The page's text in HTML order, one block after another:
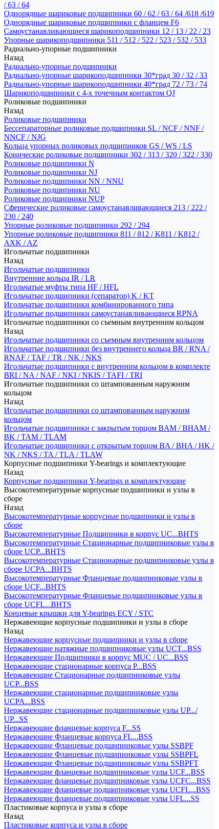
/ 63 / 64
Однорядные шариковые подшипники 60 / 62 / 63 / 64 /618 /619
Однорядные шариковые подшипники с фланцем F6
Самоустанавливающиеся шарикоподшипники 12 / 13 / 22 / 23
Упорные шарикоподшипники 511 / 512 / 522 / 523 / 532 / 533
Радиально-упорные подшипники
Назад
Радиально-упорные подшипники
Радиально-упорные шарикоподшипники 30*град 30 / 32 / 33
Радиально-упорные шарикоподшипники 40*град 72 / 73 / 74
Шарикоподшипники с 4-х точечным контактом QJ
Роликовые подшипники
Назад
Роликовые подшипники
Бессепараторные роликовые подшипники SL / NCF / NNF /
NNCF / NJG
Кольца упорных роликовых подшипников GS / WS / LS
Конические роликовые подшипники 302 / 313 / 320 / 322 / 330
Роликовые подшипники N
Роликовые подшипники NJ
Роликовые подшипники NN / NNU
Роликовые подшипники NU
Роликовые подшипники NUP
Сферические роликовые самоустанавливающиеся 213 / 222 /
230 / 240
Упорные роликовые подшипники 292 / 294
Упорные роликовые подшипники 811 / 812 / K811 / K812 /
AXK / AZ
Игольчатые подшипники
Назад
Игольчатые подшипники
Внутренние кольца IR / LR
Игольчатые муфты типа HF / HFL
Игольчатые подшипники (сепаратор) K / KT
Игольчатые подшипники комбинированного типа
Игольчатые подшипники самоустанавливающиеся RPNA
Игольчатые подшипники со съемным внутренним кольцом
Назад
Игольчатые подшипники со съемным внутренним кольцом
Игольчатые подшипники без внутреннего кольца BR / RNA /
RNAF / TAF / TR / NK / NKS
Игольчатые подшипники с внутренним кольцом в комплекте
BRI / NA / NAF / NKI / NKIS / TAFI / TRI
Игольчатые подшипники со штампованным наружним
кольцом
Назад
Игольчатые подшипники со штампованным наружним
кольцом
Игольчатые подшипники с закрытым торцом BAM / BHAM /
BK / TAM / TLAM
Игольчатые подшипники с открытым торцом BA / BHA / HK /
NK / NKS / TA / TLA / TLAW
Корпусные подшипники Y-bearings и комплектующие
Назад
Корпусные подшипники Y-bearings и комплектующие
Высокотемпературные корпусные подшипники и узлы в
сборе
Назад
Высокотемпературные корпусные подшипники и узлы в
сборе
Высокотемпературные Подшипники в корпус UC...BHTS
Высокотемпературные Стационарные подшипниковые узлы в
сборе UCP...BHTS
Высокотемпературные Стационарные подшипниковые узлы в
сборе UCPA...BHTS
Высокотемпературные Фланцевые подшипниковые узлы в
сборе UCF...BHTS
Высокотемпературные Фланцевые подшипниковые узлы в
сборе UCFL...BHTS
Концевые крышки для Y-bearings ECY / STC
Нержавеющие корпусные подшипники и узлы в сборе
Назад
Нержавеющие корпусные подшипники и узлы в сборе
Нержавеющие натяжные подшипниковые узлы UCT...BSS
Нержавеющие Подшипники в корпус MUC / UC...BSS
Нержавеющие стационарные корпуса P...BSS
Нержавеющие Стационарные подшипниковые узлы
UCP...BSS
Нержавеющие стационарные подшипниковые узлы
UCPA...BSS
Нержавеющие стационарные подшипниковые узлы UP.../
UP...SS
Нержавеющие фланцевые корпуса F...SS
Нержавеющие Фланцевые корпуса FL...BSS
Нержавеющие Фланцевые подшипниковые узлы SSBPF
Нержавеющие Фланцевые подшипниковые узлы SSBPFL
Нержавеющие Фланцевые подшипниковые узлы SSBPFT
Нержавеющие фланцевые подшипниковые узлы UCF...BSS
Нержавеющие фланцевые подшипниковые узлы UCFC...BSS
Нержавеющие фланцевые подшипниковые узлы UCFL...BSS
Нержавеющие фланцевые подшипниковые узлы UFL...SS
Пластиковые корпуса и узлы в сборе
Назад
Пластиковые корпуса и узлы в сборе